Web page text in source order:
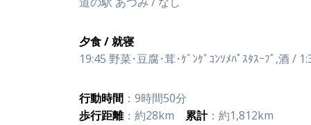
夕食 / 就寝
19:45 野菜･豆腐･茸･ｹﾞﾝｹﾞｺﾝｿﾒﾊﾟｽﾀｽｰﾌﾟ,酒 /
行動時間 ：9時間50分
歩行距離：約28km 累計：約1,812km